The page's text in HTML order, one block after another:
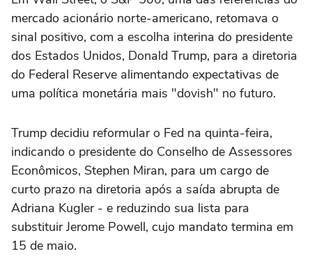
mercado acionário norte-americano, retomava o
sinal positivo, com a escolha interina do presidente
dos Estados Unidos, Donald Trump, para a diretoria
do Federal Reserve alimentando expectativas de
uma política monetária mais "dovish" no futuro.
Trump decidiu reformular o Fed na quinta-feira,
indicando o presidente do Conselho de Assessores
Econômicos, Stephen Miran, para um cargo de
curto prazo na diretoria após a saída abrupta de
Adriana Kugler - e reduzindo sua lista para
substituir Jerome Powell, cujo mandato termina em
15 de maio.